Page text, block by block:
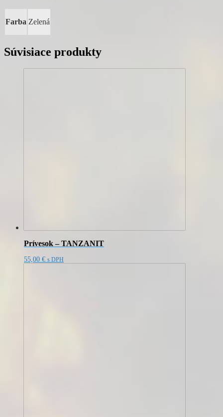
Farba Zelená
Súvisiace produkty
Prívesok – TANZANIT
55,00 € s DPH